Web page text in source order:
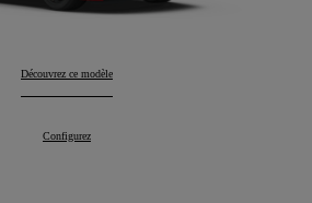
Supra:
Découvrez ce modèle
Supra:
Configurez